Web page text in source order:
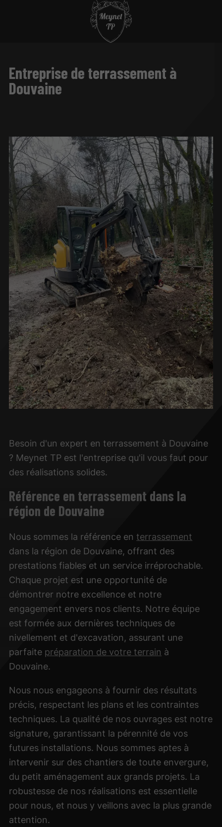
Entreprise de terrassement à
Douvaine
Besoin d'un expert en terrassement à Douvaine
? Meynet TP est l'entreprise qu'il vous faut pour
des réalisations solides.
Référence en terrassement dans la
région de Douvaine
Nous sommes la référence en terrassement
dans la région de Douvaine, offrant des
prestations fiables et un service irréprochable.
Chaque projet est une opportunité de
démontrer notre excellence et notre
engagement envers nos clients. Notre équipe
est formée aux dernières techniques de
nivellement et d'excavation, assurant une
parfaite préparation de votre terrain à
Douvaine.
Nous nous engageons à fournir des résultats
précis, respectant les plans et les contraintes
techniques. La qualité de nos ouvrages est notre
signature, garantissant la pérennité de vos
futures installations. Nous sommes aptes à
intervenir sur des chantiers de toute envergure,
du petit aménagement aux grands projets. La
robustesse de nos réalisations est essentielle
pour nous, et nous y veillons avec la plus grande
attention.